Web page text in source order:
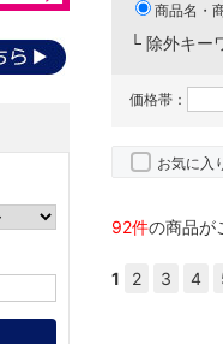
商品名・
└ 除外キー
価格帯：
お気に入
92件の商品が
1 2 3 4